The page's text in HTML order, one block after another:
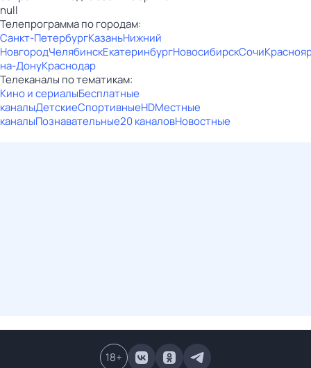
null
Телепрограмма по городам:
Санкт-ПетербургКазаньНижний
НовгородЧелябинскЕкатеринбургНовосибирскСочи
на-ДонуКраснодар
Телеканалы по тематикам:
Кино и сериалыБесплатные
каналыДетскиеСпортивныеHDМестные
каналыПознавательные20 каналовНовостные
18+